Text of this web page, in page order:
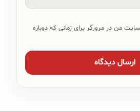
من در مرورگر برای زمانی که دوباره